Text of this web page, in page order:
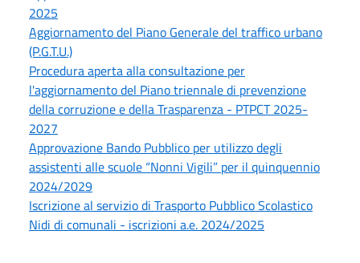
2025
Aggiornamento del Piano Generale del traffico urbano
(P.G.T.U.)
Procedura aperta alla consultazione per
l'aggiornamento del Piano triennale di prevenzione
della corruzione e della Trasparenza - PTPCT 2025-
2027
Approvazione Bando Pubblico per utilizzo degli
assistenti alle scuole “Nonni Vigili” per il quinquennio
2024/2029
Iscrizione al servizio di Trasporto Pubblico Scolastico
Nidi di comunali - iscrizioni a.e. 2024/2025